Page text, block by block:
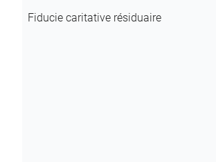
Fiducie caritative résiduaire